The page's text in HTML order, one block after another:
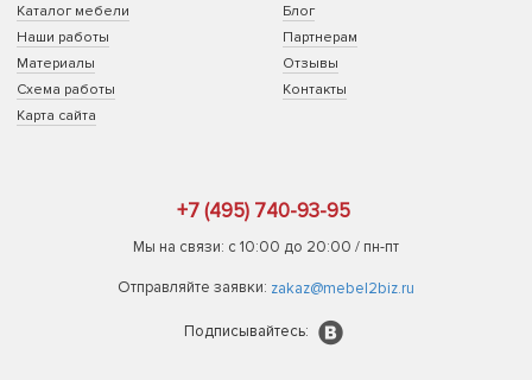
Каталог мебели
Наши работы
Материалы
Схема работы
Карта сайта
Блог
Партнерам
Отзывы
Контакты
+7 (495) 740-93-95
Мы на связи: с 10:00 до 20:00 / пн-пт
Отправляйте заявки: zakaz@mebel2biz.ru
Подписывайтесь: